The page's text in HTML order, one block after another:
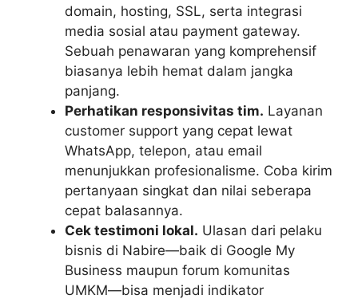
domain, hosting, SSL, serta integrasi
media sosial atau payment gateway.
Sebuah penawaran yang komprehensif
biasanya lebih hemat dalam jangka
panjang.
Perhatikan responsivitas tim. Layanan
customer support yang cepat lewat
WhatsApp, telepon, atau email
menunjukkan profesionalisme. Coba kirim
pertanyaan singkat dan nilai seberapa
cepat balasannya.
Cek testimoni lokal. Ulasan dari pelaku
bisnis di Nabire—baik di Google My
Business maupun forum komunitas
UMKM—bisa menjadi indikator